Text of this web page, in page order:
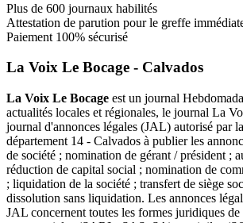
Plus de 600 journaux habilités
Attestation de parution pour le greffe
Paiement 100% sécurisé
La Voix Le Bocage - Calvados
La Voix Le Bocage est un journal
actualités locales et régionales, le journal La
journal d'annonces légales (JAL) autorisé par
département 14 - Calvados à publier les
de société ; nomination de gérant / président ;
réduction de capital social ; nomination de
; liquidation de la société ; transfert de siège
dissolution sans liquidation. Les annonces
JAL concernent toutes les formes juridiques de